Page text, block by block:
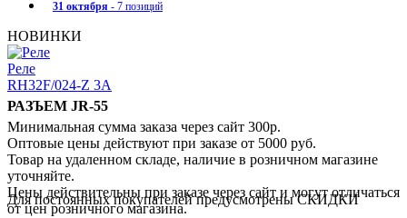
31 октября - 7 позиций
НОВИНКИ
Реле
RH32F/024-Z 3A
РАЗЪЕМ JR-55
Минимальная сумма заказа через сайт 300р.
Оптовые цены действуют при заказе от 5000 руб.
Товар на удаленном складе, наличие в розничном магазине
уточняйте.
Цены действительны при заказе через сайт и могут отличаться
от цен розничного магазина.
Для постоянных покупателей предусмотрены СКИДКИ